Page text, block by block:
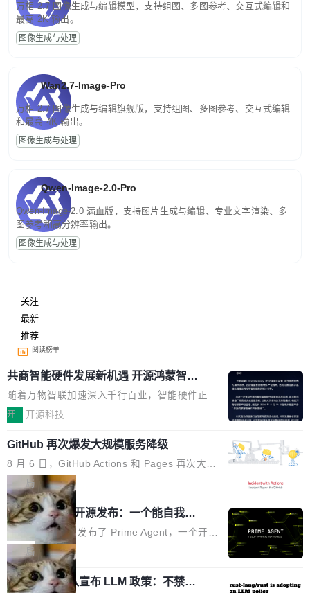
万相 2.7 图像生成与编辑模型，支持组图、多图参考、交互式编辑和
最高 2K 输出。
图像生成与处理
Wan2.7-Image-Pro
万相 2.7 图像生成与编辑旗舰版，支持组图、多图参考、交互式编辑
和最高 4K 输出。
图像生成与处理
Qwen-Image-2.0-Pro
Qwen-Image-2.0 满血版，支持图片生成与编辑、专业文字渲染、多
图参考和高分辨率输出。
图像生成与处理
关注
最新
推荐
阅读榜单
共商智能硬件发展新机遇 开源鸿蒙智能
硬件开发者日杭州站即将举行
随着万物智联加速深入千行百业，智能硬件正从
单点设备迈向智能化、网联化、协同化发展。作
鸿蒙通过统一技术底座和分布式能力，为不同类
型智能设备的开发、连接与互联提供关键支撑，
也为产业链企业探索产品创新与商业增长打开新
的空间。 8月14日，开源鸿蒙智能硬件开发者日
（OHDD：OpenHarmony Hardware Develope
r Day）将在杭州启航。活动面向智能硬件产业
链企业和开发者，邀请行业专家与资深技术顾
问，围绕开源鸿蒙技术能力、设备适配、芯片适
配、功耗与稳定性调优、兼容性测评及统一互联
开 开源科技
GitHub 再次爆发大规模服务降级
8 月 6 日，GitHub Actions 和 Pages 再次大规
模服务降级，Actions 完全不可用超过 5 小时，
webhook 停发，连自托管 runner 也因调度层故
障无法工作。Pages、Copilot code review、C
opilot coding agent 全部受影响。从检测到完全
恢复，大约 12 小时。 这是 2026 年 8 月的第六
起事故，其中四起与 AI/Copilot 服务相关。 Git
Hub 员工 kdaigle 在 HN 讨论中贴出了一组数
局
Prime Agent 开源发布：一个能自我改
进的编程 Agent，ARC-AGI 3 超越人类
专家基线
Prime Intellect 发布了 Prime Agent，一个开源
的编程 Agent Harness，核心设计围绕两个抽
象：Recursive Language Model（RLM）和 C
ontinual Harness。在 ARC-AGI 3 基准测试
局
Rust 项目团队宣布 LLM 政策：不禁